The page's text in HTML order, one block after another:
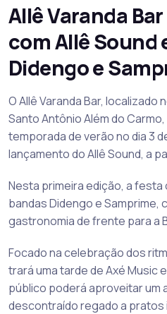
Allê Varanda
com Allê Sound
Didengo e
O Allê Varanda Bar, localizado
Santo Antônio Além do
temporada de verão no dia 3
lançamento do Allê Sound, a
Nesta primeira edição, a
bandas Didengo e Samprime,
gastronomia de frente para a
Focado na celebração dos
trará uma tarde de Axé Music
público poderá aproveitar um
descontraído regado a pratos